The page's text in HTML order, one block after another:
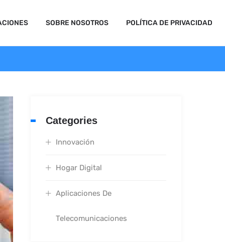
SOBRE NOSOTROS POLÍTICA DE PRIVACIDAD
Categories
Innovación
Hogar Digital
Aplicaciones De
Telecomunicaciones